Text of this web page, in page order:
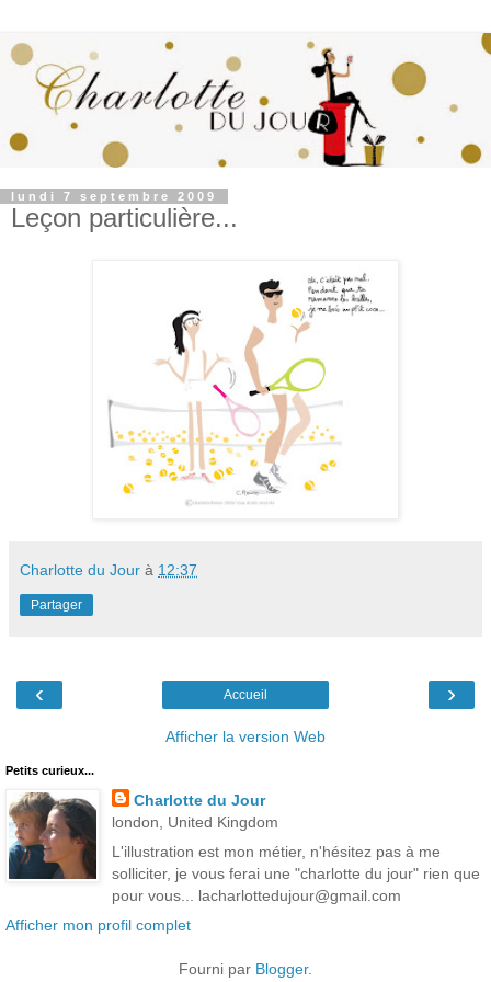
lundi 7 septembre 2009
Leçon particulière...
Charlotte du Jour à 12:37
Partager
‹ ›
Accueil
Afficher la version Web
Petits curieux...
Charlotte du Jour
london, United Kingdom
L'illustration est mon métier, n'hésitez pas à me
solliciter, je vous ferai une "charlotte du jour" rien que
pour vous... lacharlottedujour@gmail.com
Afficher mon profil complet
Fourni par Blogger.